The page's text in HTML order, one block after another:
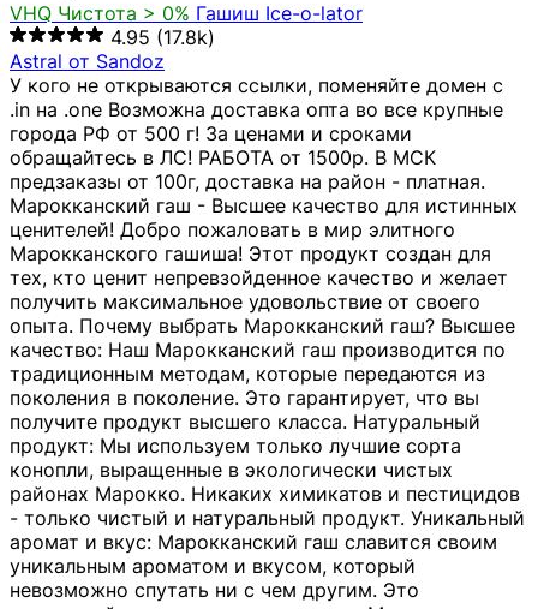
VHQ Чистота > 0% Гашиш Ice-o-lator
4.95 (17.8k)
Astral от Sandoz
У кого не открываются ссылки, поменяйте домен с
.in на .one Возможна доставка опта во все крупные
города РФ от 500 г! За ценами и сроками
обращайтесь в ЛС! РАБОТА от 1500р. В МСК
предзаказы от 100г, доставка на район - платная.
Марокканский гаш - Высшее качество для истинных
ценителей! Добро пожаловать в мир элитного
Марокканского гашиша! Этот продукт создан для
тех, кто ценит непревзойденное качество и желает
получить максимальное удовольствие от своего
опыта. Почему выбрать Марокканский гаш? Высшее
качество: Наш Марокканский гаш производится по
традиционным методам, которые передаются из
поколения в поколение. Это гарантирует, что вы
получите продукт высшего класса. Натуральный
продукт: Мы используем только лучшие сорта
конопли, выращенные в экологически чистых
районах Марокко. Никаких химикатов и пестицидов
- только чистый и натуральный продукт. Уникальный
аромат и вкус: Марокканский гаш славится своим
уникальным ароматом и вкусом, который
невозможно спутать ни с чем другим. Это